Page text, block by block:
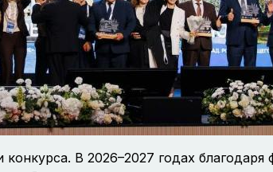
В 2026–2027 годах